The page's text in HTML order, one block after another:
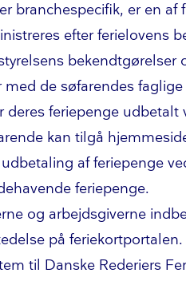
bran­che­spe­ci­fik, er en
efter ferielovens
med de søfarendes
deres feriepenge
kan tilgå
af feriepenge
feriepenge.
og arbejdsgiverne
på fe­rie­kort­por­ta­len
til Danske Rederiers